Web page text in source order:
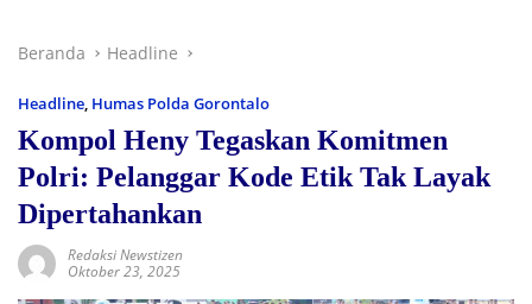
Beranda Headline
Headline, Humas Polda Gorontalo
Kompol Heny Tegaskan Komitmen
Polri: Pelanggar Kode Etik Tak Layak
Dipertahankan
Redaksi Newstizen
Oktober 23, 2025